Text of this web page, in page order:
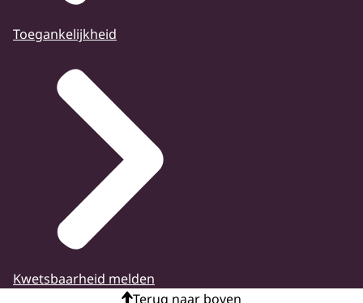
Toegankelijkheid
Kwetsbaarheid melden
Terug naar boven